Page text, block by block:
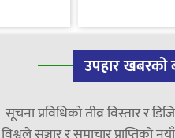
उपहार खबरको
सूचना प्रविधिको तीव्र विस्तार र